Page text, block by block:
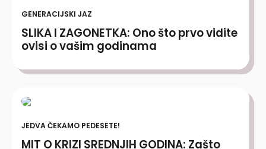
GENERACIJSKI JAZ
SLIKA I ZAGONETKA: Ono što prvo vidite
ovisi o vašim godinama
JEDVA ČEKAMO PEDESETE!
MIT O KRIZI SREDNJIH GODINA: Zašto